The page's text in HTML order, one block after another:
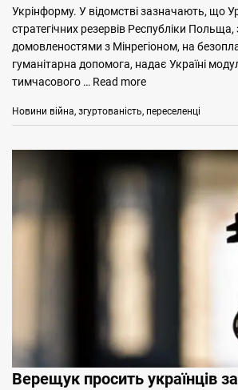
Укрінформу. У відомстві зазначають, що
стратегічних резервів Республіки
домовленостями з Мінрегіоном, на
гуманітарна допомога, надає Україні
тимчасового … Read more
Categories
Новини Tags
війна, згуртованість, переселенці
Верещук просить українців